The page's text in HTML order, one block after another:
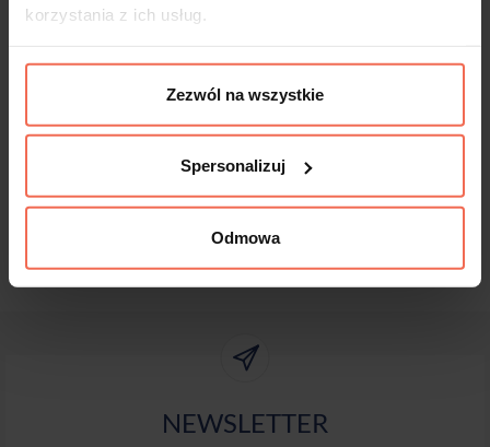
korzystania z ich usług.
Zezwól na wszystkie
Spersonalizuj
Odmowa
NEWSLETTER